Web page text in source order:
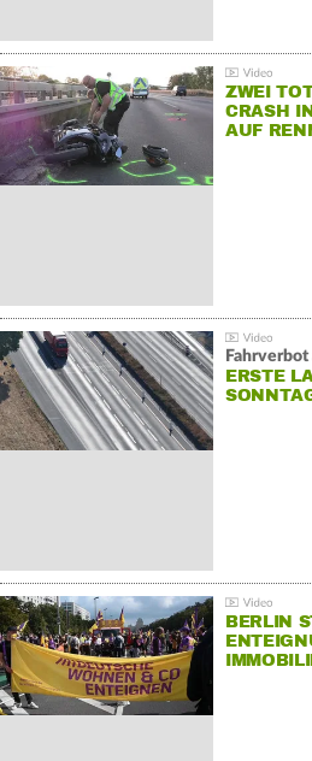
ZWEI
CRASH
AUF
ERSTE
BERLIN